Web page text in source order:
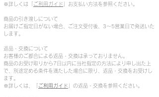
※詳しくは「 ご利用ガイド 」お支払い方法を参照ください。
商品の引き渡しについて
お届けご指定日がない場合、ご注文受付後、3～5営業日で発送いた
します。
返品・交換について
お客様のご都合による返品・交換は承っておりません。
商品のお受け取りから7日以内に当社指定の方法により申し出た上
で、別途定める条件を満たした場合に限り、返品・交換をお受けし
ます。
※詳しくは、「 ご利用ガイド 」の返品・交換を参照ください。